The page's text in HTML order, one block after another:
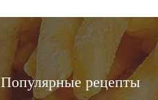
Популярные рецепты